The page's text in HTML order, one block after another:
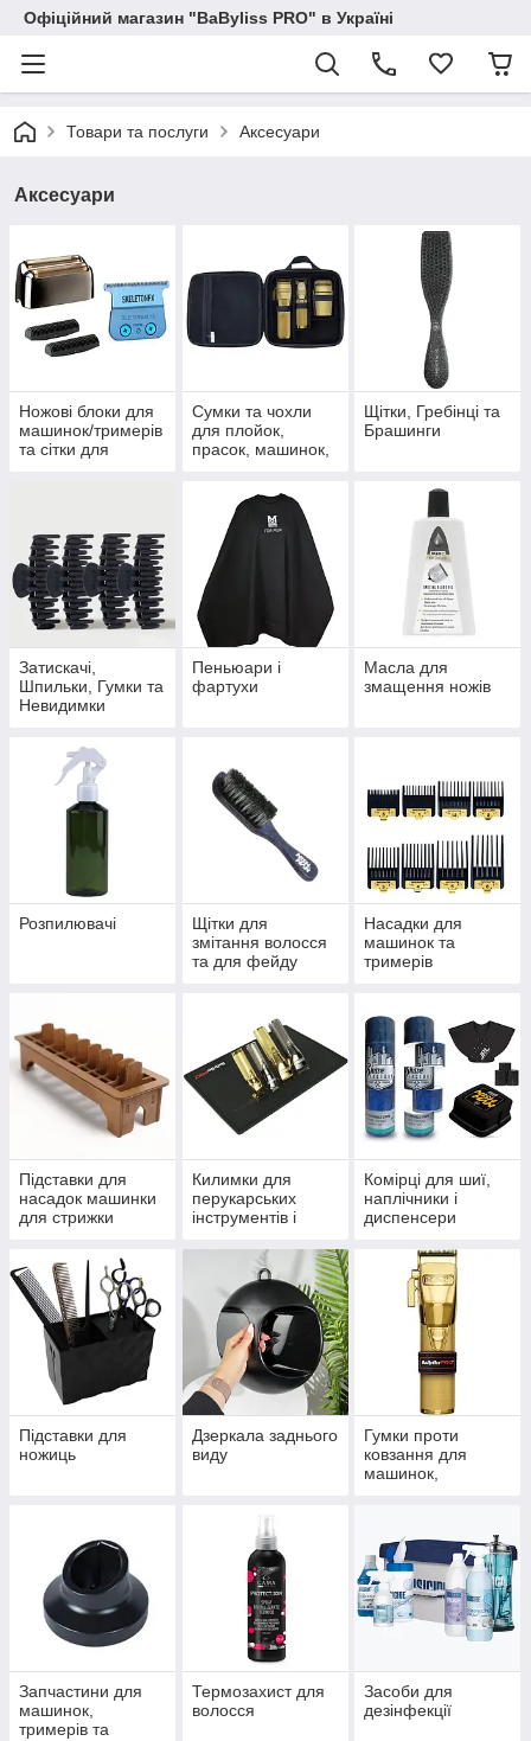
Офіційний магазин "BaByliss PRO" в Україні
Товари та послуги Аксесуари
Аксесуари
Ножові блоки для
машинок/тримерів
та сітки для
Сумки та чохли
для плойок,
прасок, машинок,
Щітки, Гребінці та
Брашинги
Затискачі,
Шпильки, Гумки та
Невидимки
Пеньюари і
фартухи
Масла для
змащення ножів
Розпилювачі
Щітки для
змітання волосся
та для фейду
Насадки для
машинок та
тримерів
Підставки для
насадок машинки
для стрижки
Килимки для
перукарських
інструментів і
Комірці для шиї,
наплічники і
диспенсери
Підставки для
ножиць
Дзеркала заднього
виду
Гумки проти
ковзання для
машинок,
Запчастини для
машинок,
тримерів та
Термозахист для
волосся
Засоби для
дезінфекції